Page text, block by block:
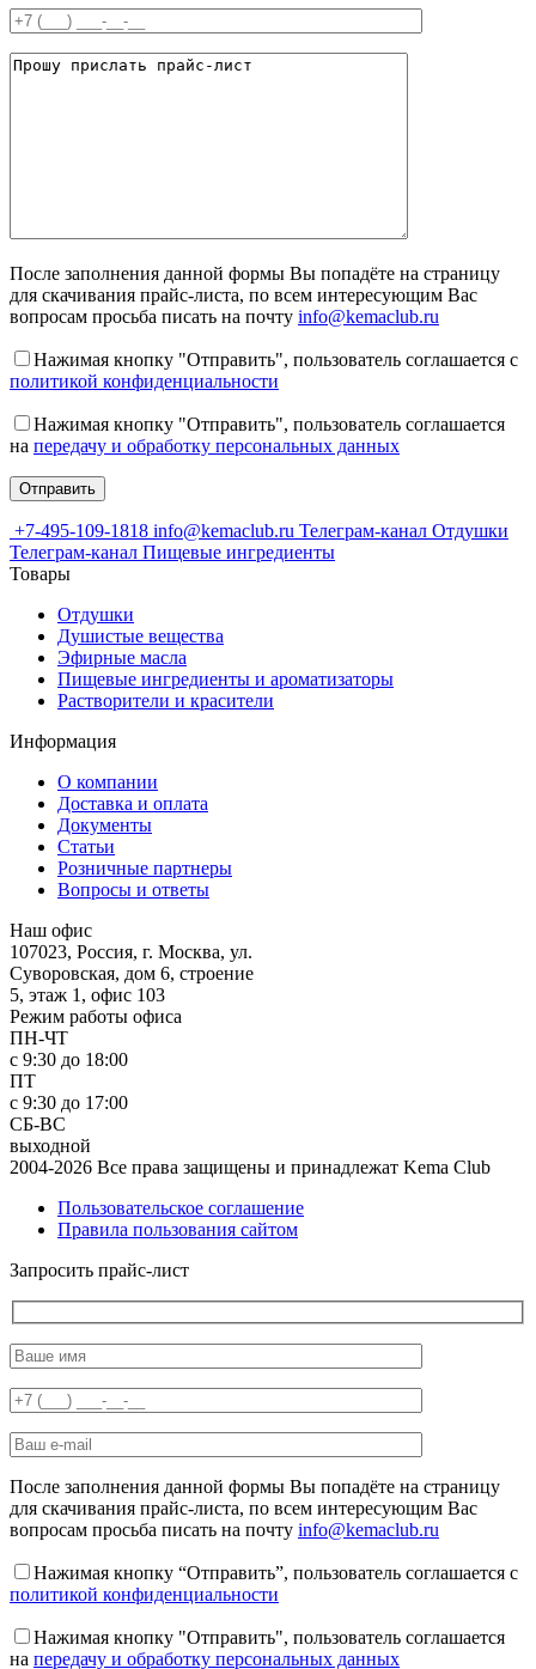
После заполнения данной формы Вы попадёте на страницу
для скачивания прайс-листа, по всем интересующим Вас
вопросам просьба писать на почту info@kemaclub.ru
Нажимая кнопку "Отправить", пользователь соглашается с
политикой конфиденциальности
Нажимая кнопку "Отправить", пользователь соглашается
на передачу и обработку персональных данных
+7-495-109-1818 info@kemaclub.ru Телеграм-канал Отдушки
Телеграм-канал Пищевые ингредиенты
Товары
Отдушки
Душистые вещества
Эфирные масла
Пищевые ингредиенты и ароматизаторы
Растворители и красители
Информация
О компании
Доставка и оплата
Документы
Статьи
Розничные партнеры
Вопросы и ответы
Наш офис
107023, Россия, г. Москва, ул.
Суворовская, дом 6, строение
5, этаж 1, офис 103
Режим работы офиса
ПН-ЧТ
с 9:30 до 18:00
ПТ
с 9:30 до 17:00
СБ-ВС
выходной
2004-2026 Все права защищены и принадлежат Kema Club
Пользовательское соглашение
Правила пользования сайтом
Запросить прайс-лист
После заполнения данной формы Вы попадёте на страницу
для скачивания прайс-листа, по всем интересующим Вас
вопросам просьба писать на почту info@kemaclub.ru
Нажимая кнопку “Отправить”, пользователь соглашается с
политикой конфиденциальности
Нажимая кнопку "Отправить", пользователь соглашается
на передачу и обработку персональных данных